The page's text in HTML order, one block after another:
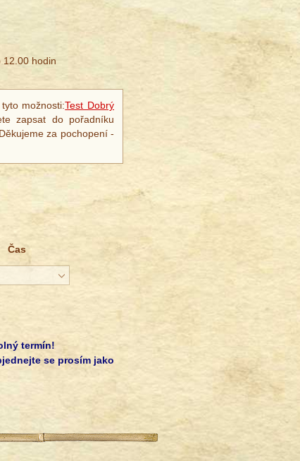
12.00 hodin
možnosti:Test Dobrý
zapsat do pořadníku
za pochopení -
Čas
termín!
se prosím jako